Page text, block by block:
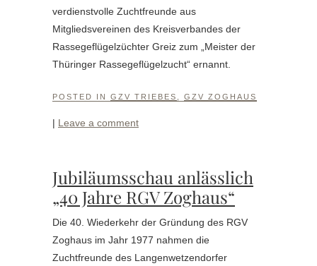
verdienstvolle Zuchtfreunde aus
Mitgliedsvereinen des Kreisverbandes der
Rassegeflügelzüchter Greiz zum „Meister der
Thüringer Rassegeflügelzucht“ ernannt.
POSTED IN GZV TRIEBES GZV ZOGHAUS
| Leave a comment
Jubiläumsschau anlässlich
„40 Jahre RGV Zoghaus“
Die 40. Wiederkehr der Gründung des RGV
Zoghaus im Jahr 1977 nahmen die
Zuchtfreunde des Langenwetzendorfer